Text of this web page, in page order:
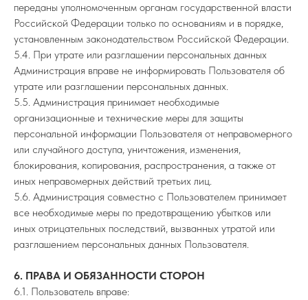
переданы уполномоченным органам государственной власти
Российской Федерации только по основаниям и в порядке,
установленным законодательством Российской Федерации.
5.4. При утрате или разглашении персональных данных
Администрация вправе не информировать Пользователя об
утрате или разглашении персональных данных.
5.5. Администрация принимает необходимые
организационные и технические меры для защиты
персональной информации Пользователя от неправомерного
или случайного доступа, уничтожения, изменения,
блокирования, копирования, распространения, а также от
иных неправомерных действий третьих лиц.
5.6. Администрация совместно с Пользователем принимает
все необходимые меры по предотвращению убытков или
иных отрицательных последствий, вызванных утратой или
разглашением персональных данных Пользователя.
6. ПРАВА И ОБЯЗАННОСТИ СТОРОН
6.1. Пользователь вправе: